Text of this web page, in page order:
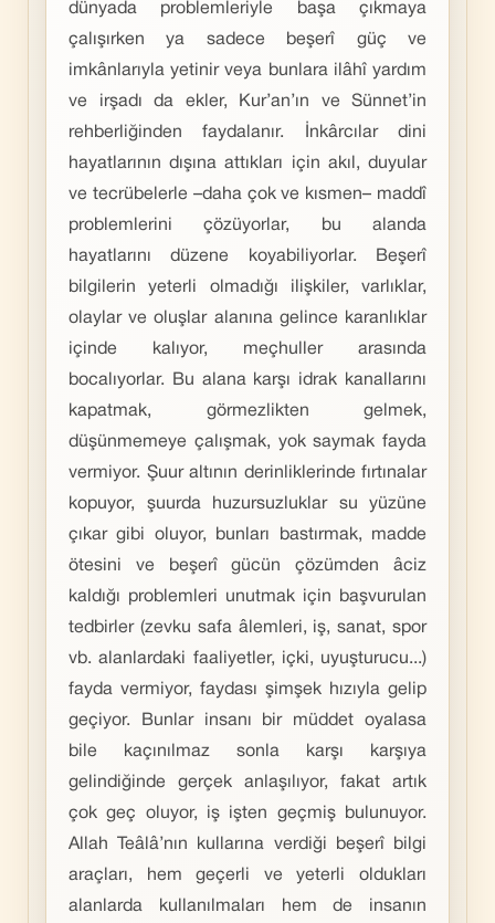
dünyada problemleriyle başa çıkmaya
çalışırken ya sadece beşerî güç ve
imkânlarıyla yetinir veya bunlara ilâhî yardım
ve irşadı da ekler, Kur’an’ın ve Sünnet’in
rehberliğinden faydalanır. İnkârcılar dini
hayatlarının dışına attıkları için akıl, duyular
ve tecrübelerle –daha çok ve kısmen– maddî
problemlerini çözüyorlar, bu alanda
hayatlarını düzene koyabiliyorlar. Beşerî
bilgilerin yeterli olmadığı ilişkiler, varlıklar,
olaylar ve oluşlar alanına gelince karanlıklar
içinde kalıyor, meçhuller arasında
bocalıyorlar. Bu alana karşı idrak kanallarını
kapatmak, görmezlikten gelmek,
düşünmemeye çalışmak, yok saymak fayda
vermiyor. Şuur altının derinliklerinde fırtınalar
kopuyor, şuurda huzursuzluklar su yüzüne
çıkar gibi oluyor, bunları bastırmak, madde
ötesini ve beşerî gücün çözümden âciz
kaldığı problemleri unutmak için başvurulan
tedbirler (zevku safa âlemleri, iş, sanat, spor
vb. alanlardaki faaliyetler, içki, uyuşturucu...)
fayda vermiyor, faydası şimşek hızıyla gelip
geçiyor. Bunlar insanı bir müddet oyalasa
bile kaçınılmaz sonla karşı karşıya
gelindiğinde gerçek anlaşılıyor, fakat artık
çok geç oluyor, iş işten geçmiş bulunuyor.
Allah Teâlâ’nın kullarına verdiği beşerî bilgi
araçları, hem geçerli ve yeterli oldukları
alanlarda kullanılmaları hem de insanın